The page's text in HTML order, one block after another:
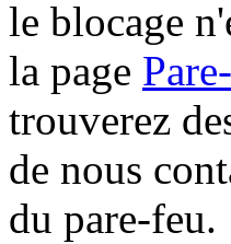
le blocage
la page
trouverez
de nous
du pare-feu.